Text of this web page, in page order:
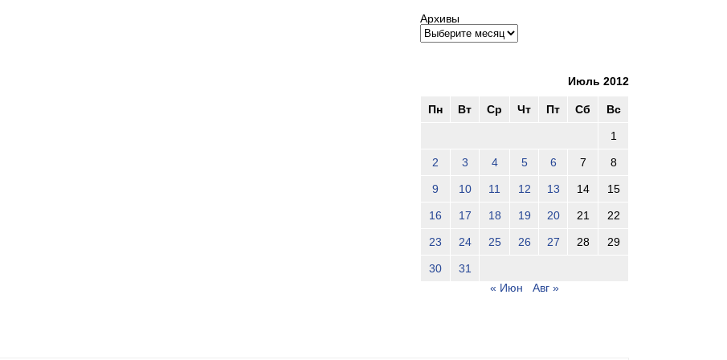
Архивы
Июль 2012
Пн Вт Ср Чт Пт Сб Вс
1
2 3 4 5 6 7 8
9 10 11 12 13 14 15
16 17 18 19 20 21 22
23 24 25 26 27 28 29
30
31
« Июн
Авг »